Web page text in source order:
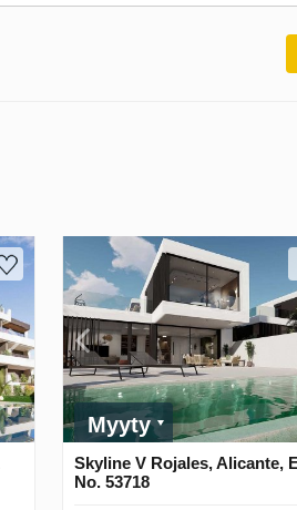
Myyty
Skyline V Rojales, Alicante,
No. 53718